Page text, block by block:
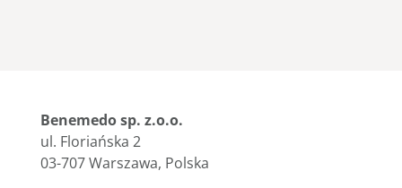
Benemedo sp. z.o.o.
ul. Floriańska 2
03-707 Warszawa, Polska